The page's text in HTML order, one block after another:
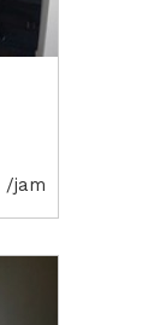
/jam